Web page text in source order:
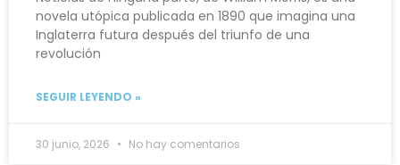
novela utópica publicada en 1890 que imagina una
Inglaterra futura después del triunfo de una
revolución
SEGUIR LEYENDO »
30 junio, 2026 No hay comentarios